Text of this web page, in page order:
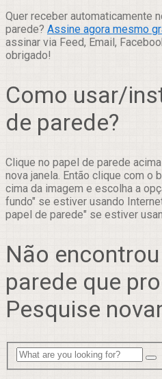
Quer receber automaticamente
parede? Assine agora mesmo
assinar via Feed, Email,
obrigado!
Como usar/
de parede?
Clique no papel de parede
nova janela. Então clique com o
cima da imagem e escolha a
fundo" se estiver usando
papel de parede" se estiver
Não
parede que
Pesquise